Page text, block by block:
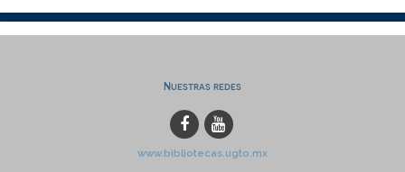
Nuestras redes
www.bibliotecas.ugto.mx